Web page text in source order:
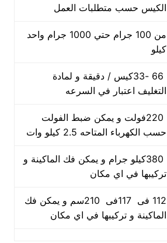
الكيس حسب متطلبات العمل
من 100 جرام حتي 1000 جرام واحد
كيلو
66 -33كيس / دقيقة و لمادة
التغليف اعتبار في السرعه
220فولت و يمكن ضبط الفولت
حسب الكهرباء المتاحه 2.5 كيلو وات
380كيلو جرام و يمكن فك الماكينة و
تركيبها في اي مكان
112 فى 117فى 210سم و يمكن فك
الماكينة و تركيبها في اي مكان